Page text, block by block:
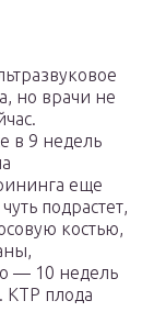
но врачи не
в 9 недель
еще
подрастет,
костью,
— 10 недель
КТР плода